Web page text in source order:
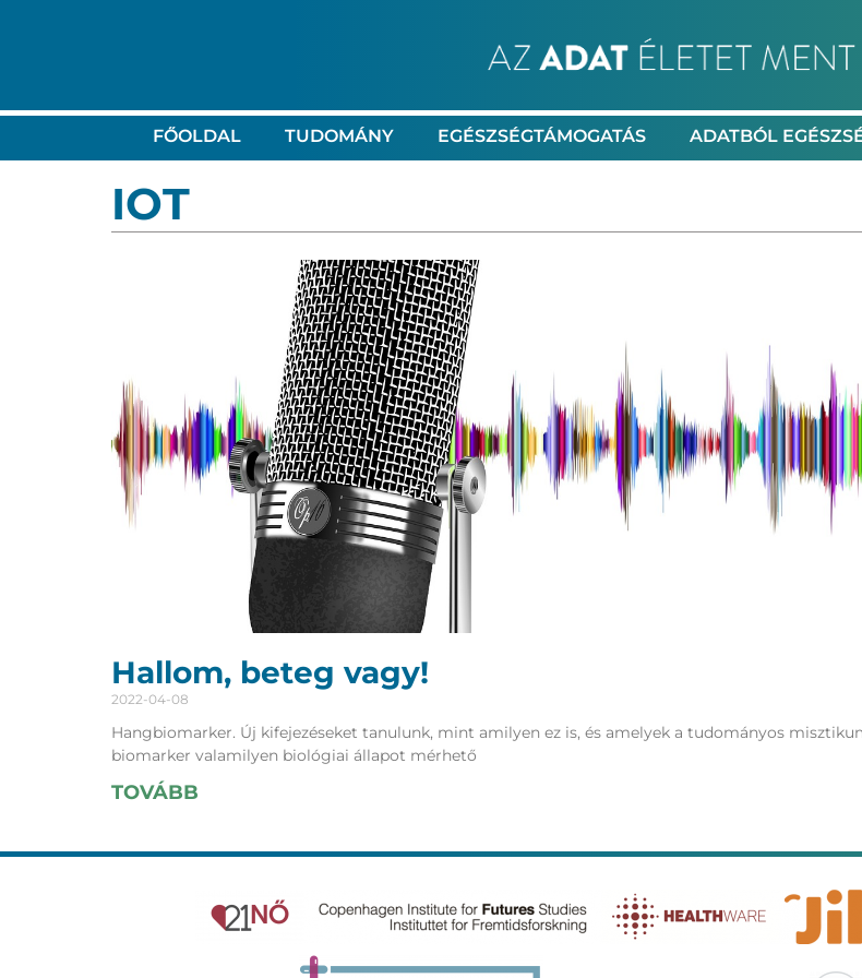
FŐOLDAL TUDOMÁNY EGÉSZSÉGTÁMOGATÁS ADATBÓL
IOT
Hallom, beteg vagy!
2022-04-08
Hangbiomarker. Új kifejezéseket tanulunk, mint amilyen ez is, és amelyek a tudományos
biomarker valamilyen biológiai állapot mérhető
TOVÁBB